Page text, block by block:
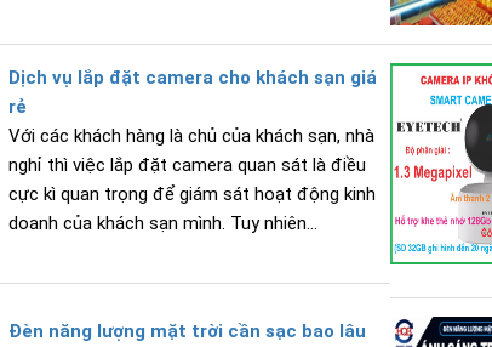
Dịch vụ lắp đặt camera cho khách sạn giá
rẻ
Với các khách hàng là chủ của khách sạn, nhà
nghỉ thì việc lắp đặt camera quan sát là điều
cực kì quan trọng để giám sát hoạt động kinh
doanh của khách sạn mình. Tuy nhiên...
Đèn năng lượng mặt trời cần sạc bao lâu